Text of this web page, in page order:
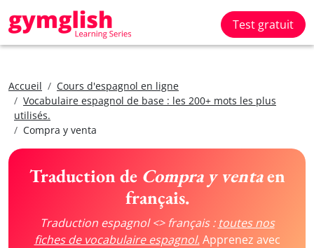
Test gratuit
Accueil
Cours d'espagnol en ligne
Vocabulaire espagnol de base : les 200+ mots les plus
utilisés.
Compra y venta
Traduction de Compra y ventaen
français.
Traduction espagnol <> français : toutes nos
fiches de vocabulaire espagnol.Apprenez avec